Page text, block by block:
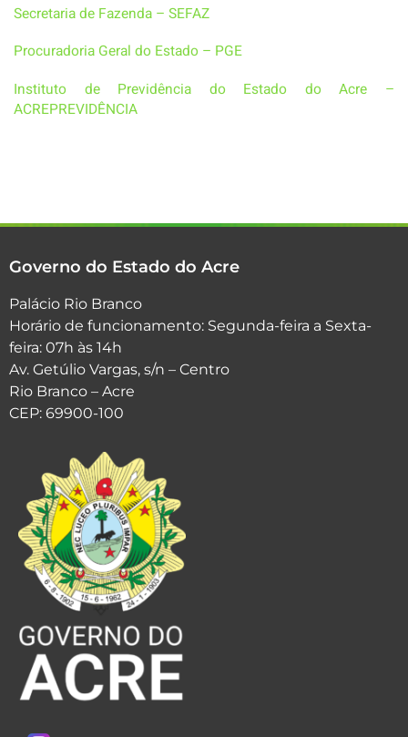
Secretaria de Fazenda – SEFAZ
Procuradoria Geral do Estado – PGE
Instituto de Previdência do Estado do Acre –
ACREPREVIDÊNCIA
Governo do Estado do Acre
Palácio Rio Branco
Horário de funcionamento: Segunda-feira a Sexta-
feira: 07h às 14h
Av. Getúlio Vargas, s/n – Centro
Rio Branco – Acre
CEP: 69900-100